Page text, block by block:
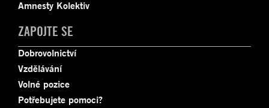
Amnesty Kolektiv
ZAPOJTE SE
Dobrovolnictví
Vzdělávání
Volné pozice
Potřebujete pomoci?